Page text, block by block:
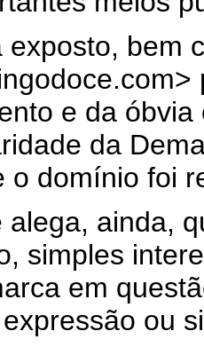
exposto, bem
e da
da
o domínio foi
alega, ainda,
simples
em
ou